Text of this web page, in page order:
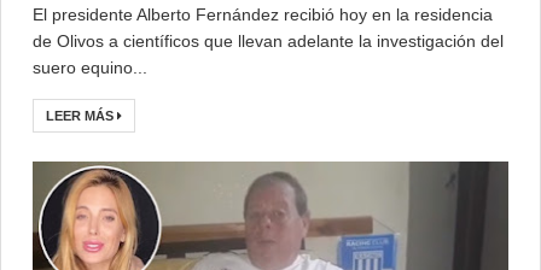
El presidente Alberto Fernández recibió hoy en la residencia
de Olivos a científicos que llevan adelante la investigación del
suero equino...
LEER MÁS